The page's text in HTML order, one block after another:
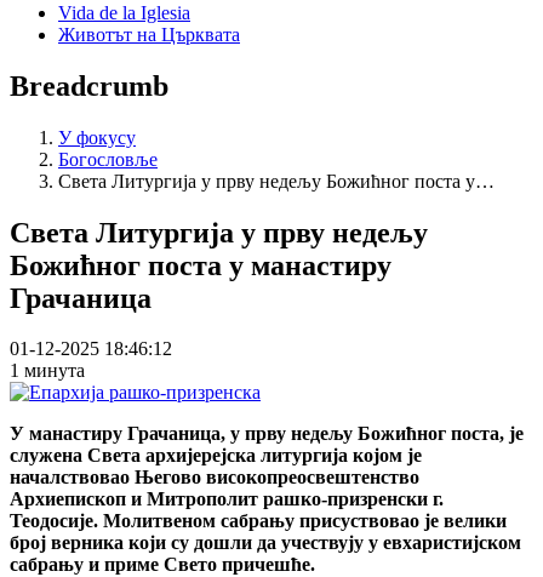
Vida de la Iglesia
Животът на Църквата
Breadcrumb
У фокусу
Богословље
Света Литургија у прву недељу Божићног поста у…
Света Литургија у прву недељу
Божићног поста у манастиру
Грачаница
01-12-2025 18:46:12
1 минута
У манастиру Грачаница, у прву недељу Божићног поста, је
служена Света архијерејска литургија којом је
началствовао Његово високопреосвештенство
Архиепископ и Митрополит рашко-призренски г.
Теодосије. Молитвеном сабрању присуствовао је велики
број верника који су дошли да учествују у евхаристијском
сабрању и приме Свето причешће.